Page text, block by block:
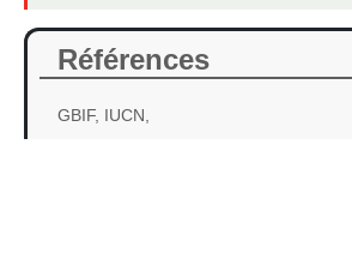
Références
GBIF, IUCN,